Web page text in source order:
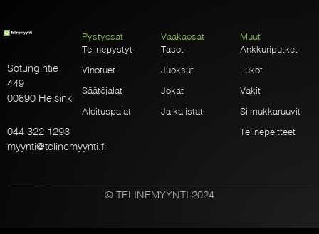
Sotungintie
449
00890 Helsinki
044 322 1293
myynti@telinemyynti.fi
Pystyosat
Telinepystyt
Vinotuet
Säätöjalat
Aloituspalat
Vaakaosat
Tasot
Juoksut
Jokat
Jalkalistat
Muut
Ankkuriputket
Lukot
Vakit
Silmukkaruuvit
Telinepeitteet
© TELINEMYYNTI 2024